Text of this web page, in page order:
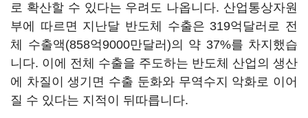
로 확산할 수 있다는 우려도 나옵니다.산업통상자원
부에 따르면 지난달 반도체 수출은 319억달러로 전
체 수출액(858억9000만달러 )의 약 37%를 차지했습
니다. 이에 전체 수출을 주도하는 반도체 산업의 생산
에 차질이 생기면 수출 둔화와 무역수지 악화로 이어
질 수 있다는 지적이 뒤따릅니다.